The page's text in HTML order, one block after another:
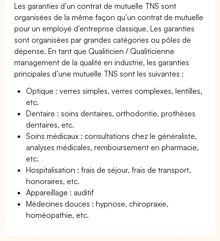
Les garanties d’un contrat de mutuelle TNS sont
organisées de la même façon qu’un contrat de mutuelle
pour un employé d’entreprise classique. Les garanties
sont organisées par grandes catégories ou pôles de
dépense. En tant que Qualiticien / Qualiticienne
management de la qualité en industrie, les garanties
principales d’une mutuelle TNS sont les suivantes :
Optique : verres simples, verres complexes, lentilles,
etc.
Dentaire : soins dentaires, orthodontie, prothèses
dentaires, etc.
Soins médicaux : consultations chez le généraliste,
analyses médicales, remboursement en pharmacie,
etc.
Hospitalisation : frais de séjour, frais de transport,
honoraires, etc.
Appareillage : auditif
Médecines douces : hypnose, chiropraxie,
homéopathie, etc.